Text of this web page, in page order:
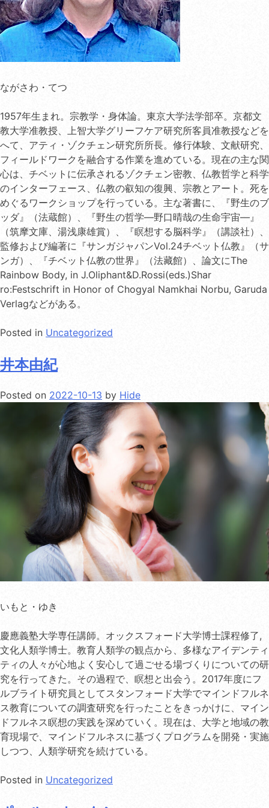
ながさわ・てつ
1957年生まれ。宗教学・身体論。東京大学法学部卒。京都文
教大学准教授、上智大学グリーフケア研究所客員准教授などを
へて、アティ・ゾクチェン研究所所長。修行体験、文献研究、
フィールドワークを融合する作業を進めている。現在の主な関
心は、チベットに伝承されるゾクチェン密教、仏教哲学と科学
のインターフェース、仏教の叡知の復興、宗教とアート。死を
めぐるワークショップを行っている。主な著書に、『野生のブ
ッダ』（法蔵館）、『野生の哲学―野口晴哉の生命宇宙―』
（筑摩文庫、湯浅康雄賞）、『瞑想する脳科学』（講談社）、
監修および編著に『サンガジャパンVol.24チベット仏教』（サ
ンガ）、『チベット仏教の世界』（法藏館）、論文にThe
Rainbow Body, in J.Oliphant&D.Rossi(eds.)Shar
ro:Festschrift in Honor of Chogyal Namkhai Norbu, Garuda
Verlagなどがある。
Posted in Uncategorized
井本由紀
Posted on 2022-10-13 by Hide
いもと・ゆき
慶應義塾大学専任講師。オックスフォード大学博士課程修了,
文化人類学博士。教育人類学の観点から、多様なアイデンティ
ティの人々が心地よく安心して過ごせる場づくりについての研
究を行ってきた。その過程で、瞑想と出会う。2017年度にフ
ルブライト研究員としてスタンフォード大学でマインドフルネ
ス教育についての調査研究を行ったことをきっかけに、マイン
ドフルネス瞑想の実践を深めていく。現在は、大学と地域の教
育現場で、マインドフルネスに基づくプログラムを開発・実施
しつつ、人類学研究を続けている。
Posted in Uncategorized